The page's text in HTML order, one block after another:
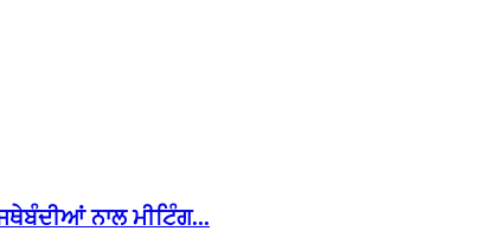
ਨਾਲ ਮੀਟਿੰਗ...